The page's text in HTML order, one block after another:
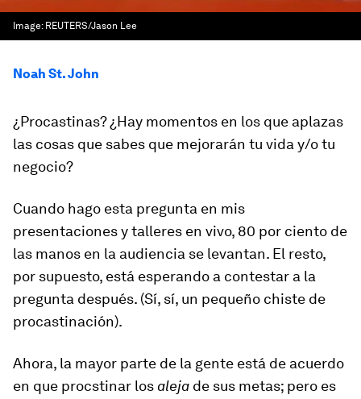
Image: REUTERS/Jason Lee
Noah St. John
¿Procastinas? ¿Hay momentos en los que aplazas
las cosas que sabes que mejorarán tu vida y/o tu
negocio?
Cuando hago esta pregunta en mis
presentaciones y talleres en vivo, 80 por ciento de
las manos en la audiencia se levantan. El resto,
por supuesto, está esperando a contestar a la
pregunta después. (Sí, sí, un pequeño chiste de
procastinación).
Ahora, la mayor parte de la gente está de acuerdo
en que procstinar losaleja de sus metas; pero es